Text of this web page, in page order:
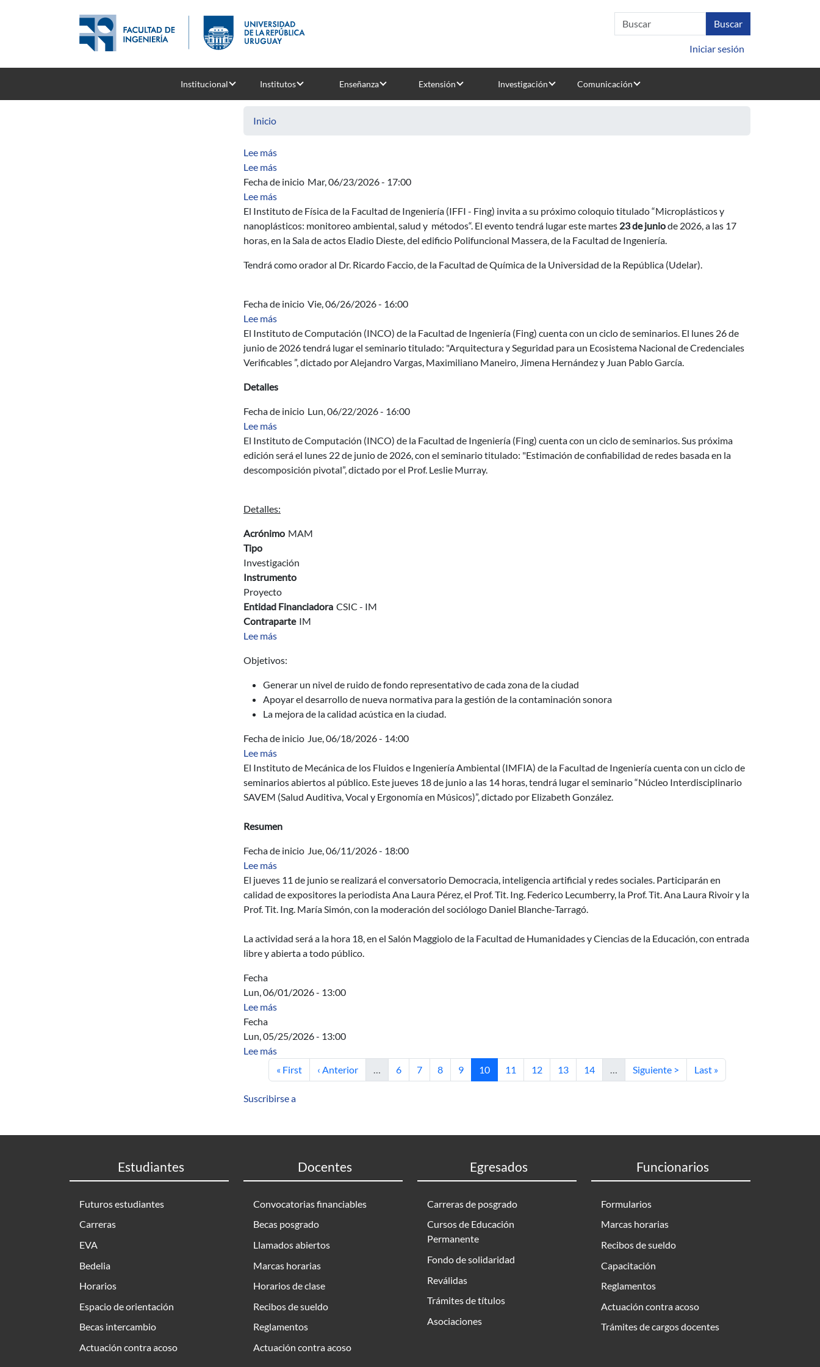
Iniciar sesión
Institucional Institutos Enseñanza Extensión Investigación Comunicación
Inicio
Lee mássobre Métodos cuantitativos para análisis de bioimágenes
Lee mássobre Elementos de Ingeniería Ambiental
Fecha de inicio Mar, 06/23/2026 - 17:00
Lee mássobre Coloquio de Física "Microplásticos y nanoplásticos: monitoreo ambiental, salud y métodos"
El Instituto de Física de la Facultad de Ingeniería (IFFI - Fing) invita a su próximo coloquio titulado “Microplásticos y
nanoplásticos: monitoreo ambiental, salud y métodos“. El evento tendrá lugar este martes 23 de juniode 2026, a las 17
horas, en la Sala de actos Eladio Dieste, del edificio Polifuncional Massera, de la Facultad de Ingeniería.
Tendrá como orador al Dr. Ricardo Faccio, de la Facultad de Química de la Universidad de la República (Udelar).
Fecha de inicio Vie, 06/26/2026 - 16:00
Lee mássobre Seminario del INCO: Arquitectura y Seguridad para un Ecosistema Nacional de Credenciales Verificables
El Instituto de Computación (INCO) de la Facultad de Ingeniería (Fing) cuenta con un ciclo de seminarios. El lunes 26 de
junio de 2026 tendrá lugar el seminario titulado: "Arquitectura y Seguridad para un Ecosistema Nacional de Credenciales
Verificables ”, dictado por Alejandro Vargas, Maximiliano Maneiro, Jimena Hernández y Juan Pablo García.
Detalles
Fecha de inicio Lun, 06/22/2026 - 16:00
Lee mássobre Seminario del INCO: Estimación de confiabilidad de redes basada en la descomposición pivotal
El Instituto de Computación (INCO) de la Facultad de Ingeniería (Fing) cuenta con un ciclo de seminarios. Sus próxima
edición será el lunes 22 de junio de 2026, con el seminario titulado: "Estimación de confiabilidad de redes basada en la
descomposición pivotal”, dictado por el Prof. Leslie Murray.
Detalles:
Acrónimo MAM
Tipo
Investigación
Instrumento
Proyecto
Entidad Financiadora CSIC - IM
Contraparte IM
Lee mássobre Mapa Acústico de Montevideo
Objetivos:
Generar un nivel de ruido de fondo representativo de cada zona de la ciudad
Apoyar el desarrollo de nueva normativa para la gestión de la contaminación sonora
La mejora de la calidad acústica en la ciudad.
Fecha de inicio Jue, 06/18/2026 - 14:00
Lee mássobre Seminario del IMFIA: Núcleo Interdisciplinario SAVEM (Salud Auditiva, Vocal y Ergonomía en Músicos)
El Instituto de Mecánica de los Fluidos e Ingeniería Ambiental (IMFIA) de la Facultad de Ingeniería cuenta con un ciclo de
seminarios abiertos al público. Este jueves 18 de junio a las 14 horas, tendrá lugar el seminario “Núcleo Interdisciplinario
SAVEM (Salud Auditiva, Vocal y Ergonomía en Músicos)”, dictado por Elizabeth González.
Resumen
Fecha de inicio Jue, 06/11/2026 - 18:00
Lee mássobre Conversatorio Democracia, inteligencia artificial y redes sociales
El jueves 11 de junio se realizará el conversatorio Democracia, inteligencia artificial y redes sociales. Participarán en
calidad de expositores la periodista Ana Laura Pérez, el Prof. Tit. Ing. Federico Lecumberry, la Prof. Tit. Ana Laura Rivoir y la
Prof. Tit. Ing. María Simón, con la moderación del sociólogo Daniel Blanche-Tarragó.
La actividad será a la hora 18, en el Salón Maggiolo de la Facultad de Humanidades y Ciencias de la Educación, con entrada
libre y abierta a todo público.
Fecha
Lun, 06/01/2026 - 13:00
Lee mássobre Acta Directiva
Fecha
Lun, 05/25/2026 - 13:00
Lee mássobre Acta Directiva
Primera página
« First Página anterior
‹ Anterior … Página
6 Página
7 Página
8 Página
9 Página actual
10 Página
11 Página
12 Página
13 Página
14 … Siguiente página
Siguiente > Última página
Last »
Suscribirse a
Estudiantes
Futuros estudiantes
Carreras
EVA
Bedelia
Horarios
Espacio de orientación
Becas intercambio
Actuación contra acoso
Docentes
Convocatorias financiables
Becas posgrado
Llamados abiertos
Marcas horarias
Horarios de clase
Recibos de sueldo
Reglamentos
Actuación contra acoso
Egresados
Carreras de posgrado
Cursos de Educación
Permanente
Fondo de solidaridad
Reválidas
Trámites de títulos
Asociaciones
Funcionarios
Formularios
Marcas horarias
Recibos de sueldo
Capacitación
Reglamentos
Actuación contra acoso
Trámites de cargos docentes